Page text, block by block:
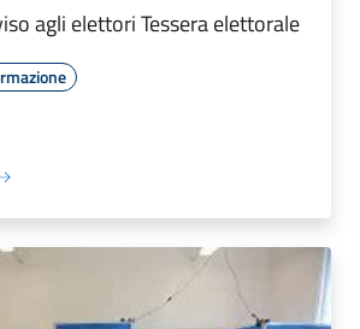
agli elettori Tessera elettorale